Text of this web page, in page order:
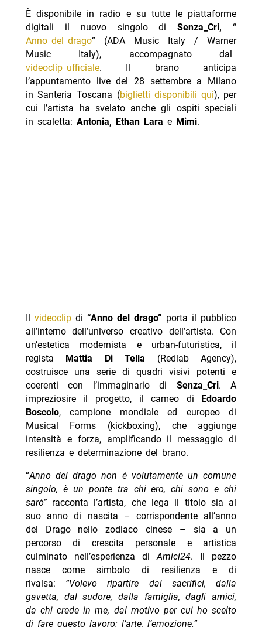
È disponibile in radio e su tutte le piattaforme
digitali il nuovo singolo diSenza_Cri, “
Anno del drago” (ADA Music Italy / Warner
Music Italy), accompagnato dal
videoclip ufficiale. Il brano anticipa
l’appuntamento live del 28 settembre a Milano
in Santeria Toscana (biglietti disponibili qui), per
cui l’artista ha svelato anche gli ospiti speciali
in scaletta: Antonia, Ethan Lara e Mimì.
videoclip di “Anno del drago” porta il pubblico
all’interno dell’universo creativo dell’artista. Con
un’estetica modernista e urban-futuristica, il
regista
Mattia Di Tella (Redlab Agency),
costruisce una serie di quadri visivi potenti e
coerenti con l’immaginario di Senza_Cri. A
impreziosire il progetto, il cameo di
Edoardo
Boscolo, campione mondiale ed europeo di
Musical Forms (kickboxing), che aggiunge
intensità e forza, amplificando il messaggio di
resilienza e determinazione del brano.
“Anno del dragonon è volutamente un comune
singolo, è un ponte tra chi ero, chi sono e chi
sarò” racconta l’artista, che lega il titolo sia al
suo anno di nascita – corrispondente all’anno
del Drago nello zodiaco cinese – sia a un
percorso di crescita personale e artistica
culminato nell’esperienza diAmici24. Il pezzo
nasce come simbolo di resilienza e di
rivalsa: “Volevo ripartire dai sacrifici, dalla
gavetta, dal sudore, dalla famiglia, dagli amici,
da chi crede in me, dal motivo per cui ho scelto
di fare questo lavoro: l’arte, l’emozione.”